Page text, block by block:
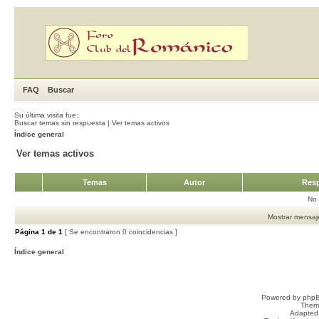
FAQ Buscar
Su última visita fue:
Buscar temas sin respuesta | Ver temas activos
Índice general
Ver temas activos
Temas Autor
No
Mostrar
Página 1 de 1 [ Se encontraron 0 coincidencias ]
Índice general
Powered by